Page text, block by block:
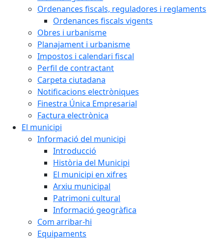
Ordenances fiscals, reguladores i reglaments
Ordenances fiscals vigents
Obres i urbanisme
Planajament i urbanisme
Impostos i calendari fiscal
Perfil de contractant
Carpeta ciutadana
Notificacions electròniques
Finestra Única Empresarial
Factura electrònica
El municipi
Informació del municipi
Introducció
Història del Municipi
El municipi en xifres
Arxiu municipal
Patrimoni cultural
Informació geogràfica
Com arribar-hi
Equipaments